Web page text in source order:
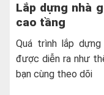
Lắp dựng nhà
cao tầng
Quá trình lắp
được diễn ra như
bạn cùng theo dõi